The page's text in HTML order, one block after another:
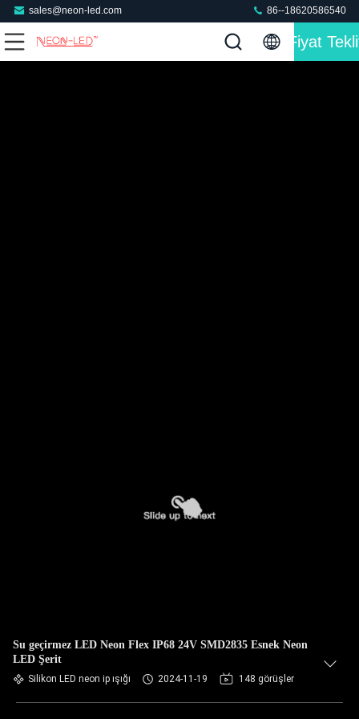
sales@neon-led.com 86--18620586540
Fiyat
Su geçirmez LED Neon Flex IP68 24V SMD2835 Esnek Neon
LED Şerit
Silikon LED neon ip ışığı 2024-11-19 148 görüşler